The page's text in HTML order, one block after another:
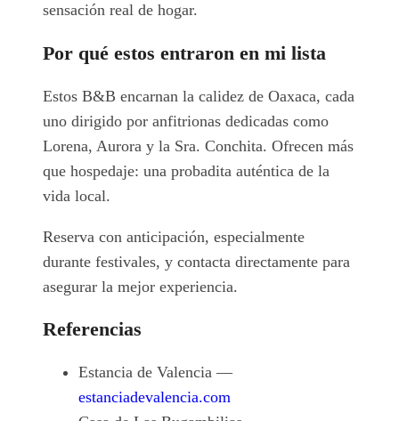
sensación real de hogar.
Por qué estos entraron en mi lista
Estos B&B encarnan la calidez de Oaxaca, cada
uno dirigido por anfitrionas dedicadas como
Lorena, Aurora y la Sra. Conchita. Ofrecen más
que hospedaje: una probadita auténtica de la
vida local.
Reserva con anticipación, especialmente
durante festivales, y contacta directamente para
asegurar la mejor experiencia.
Referencias
Estancia de Valencia —
estanciadevalencia.com